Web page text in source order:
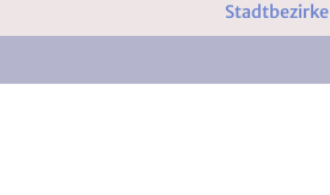
Stadtbezirke